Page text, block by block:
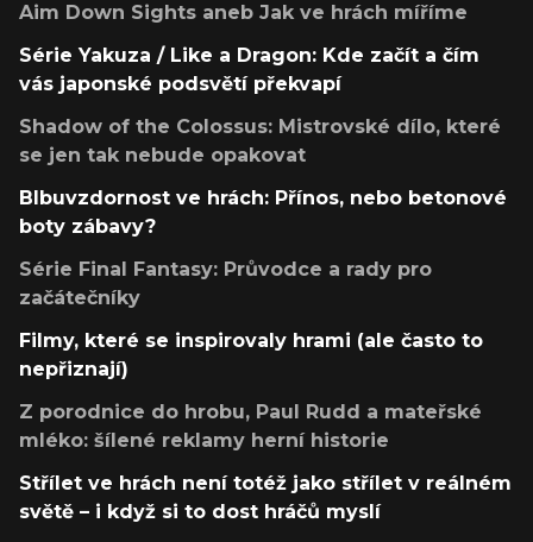
Aim Down Sights aneb Jak ve hrách míříme
Série Yakuza / Like a Dragon: Kde začít a čím
vás japonské podsvětí překvapí
Shadow of the Colossus: Mistrovské dílo, které
se jen tak nebude opakovat
Blbuvzdornost ve hrách: Přínos, nebo betonové
boty zábavy?
Série Final Fantasy: Průvodce a rady pro
začátečníky
Filmy, které se inspirovaly hrami (ale často to
nepřiznají)
Z porodnice do hrobu, Paul Rudd a mateřské
mléko: šílené reklamy herní historie
Střílet ve hrách není totéž jako střílet v reálném
světě – i když si to dost hráčů myslí